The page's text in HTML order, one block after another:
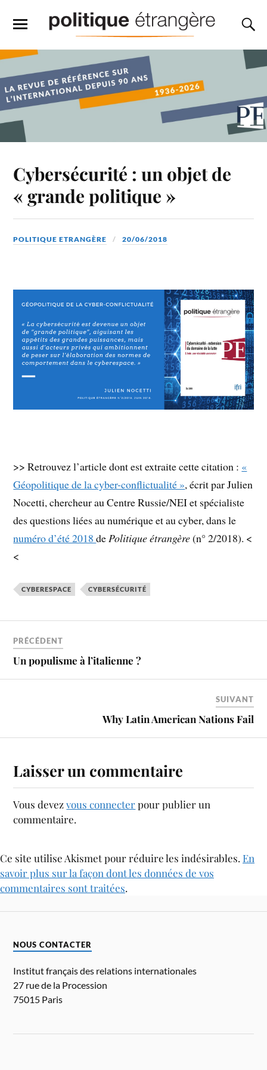
Cybersécurité : un objet de
« grande politique »
POLITIQUE ETRANGÈRE 20/06/2018
>> Retrouvez l’article dont est extraite cette citation : «
Géopolitique de la cyber-conflictualité », écrit par Julien
Nocetti, chercheur au Centre Russie/NEI et spécialiste
des questions liées au numérique et au cyber, dans le
numéro d’été 2018de Politique étrangère(n° 2/2018). <
<
CYBERESPACE CYBERSÉCURITÉ
PRÉCÉDENT
Un populisme à l’italienne ?
SUIVANT
Why Latin American Nations Fail
Laisser un commentaire
Vous devezvous connecterpour publier un
commentaire.
Ce site utilise Akismet pour réduire les indésirables. En
savoir plus sur la façon dont les données de vos
commentaires sont traitées.
NOUS CONTACTER
Institut français des relations internationales
27 rue de la Procession
75015 Paris